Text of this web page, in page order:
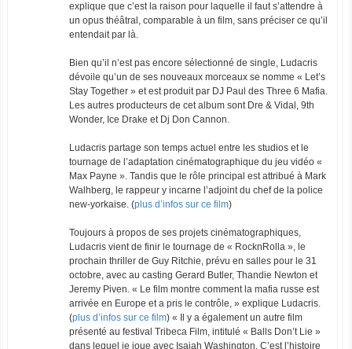
explique que c’est la raison pour laquelle il faut s’attendre à
un opus théâtral, comparable à un film, sans préciser ce qu’il
entendait par là.
Bien qu’il n’est pas encore sélectionné de single, Ludacris
dévoile qu’un de ses nouveaux morceaux se nomme « Let’s
Stay Together » et est produit par DJ Paul des Three 6 Mafia.
Les autres producteurs de cet album sont Dre & Vidal, 9th
Wonder, Ice Drake et Dj Don Cannon.
Ludacris partage son temps actuel entre les studios et le
tournage de l’adaptation cinématographique du jeu vidéo «
Max Payne ». Tandis que le rôle principal est attribué à Mark
Walhberg, le rappeur y incarne l’adjoint du chef de la police
new-yorkaise. (plus d’infos sur ce film)
Toujours à propos de ses projets cinématographiques,
Ludacris vient de finir le tournage de « RocknRolla », le
prochain thriller de Guy Ritchie, prévu en salles pour le 31
octobre, avec au casting Gerard Butler, Thandie Newton et
Jeremy Piven. « Le film montre comment la mafia russe est
arrivée en Europe et a pris le contrôle, » explique Ludacris.
(plus d’infos sur ce film) « Il y a également un autre film
présenté au festival Tribeca Film, intitulé « Balls Don’t Lie »
dans lequel je joue avec Isaiah Washington. C’est l’histoire